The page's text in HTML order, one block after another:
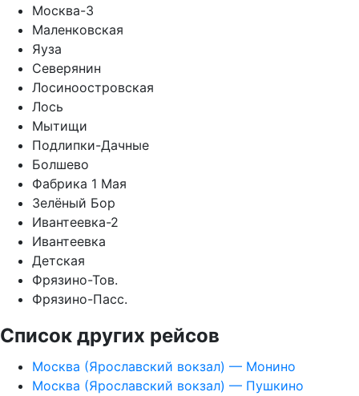
Москва-3
Маленковская
Яуза
Северянин
Лосиноостровская
Лось
Мытищи
Подлипки-Дачные
Болшево
Фабрика 1 Мая
Зелёный Бор
Ивантеевка-2
Ивантеевка
Детская
Фрязино-Тов.
Фрязино-Пасс.
Список других рейсов
Москва (Ярославский вокзал) — Монино
Москва (Ярославский вокзал) — Пушкино